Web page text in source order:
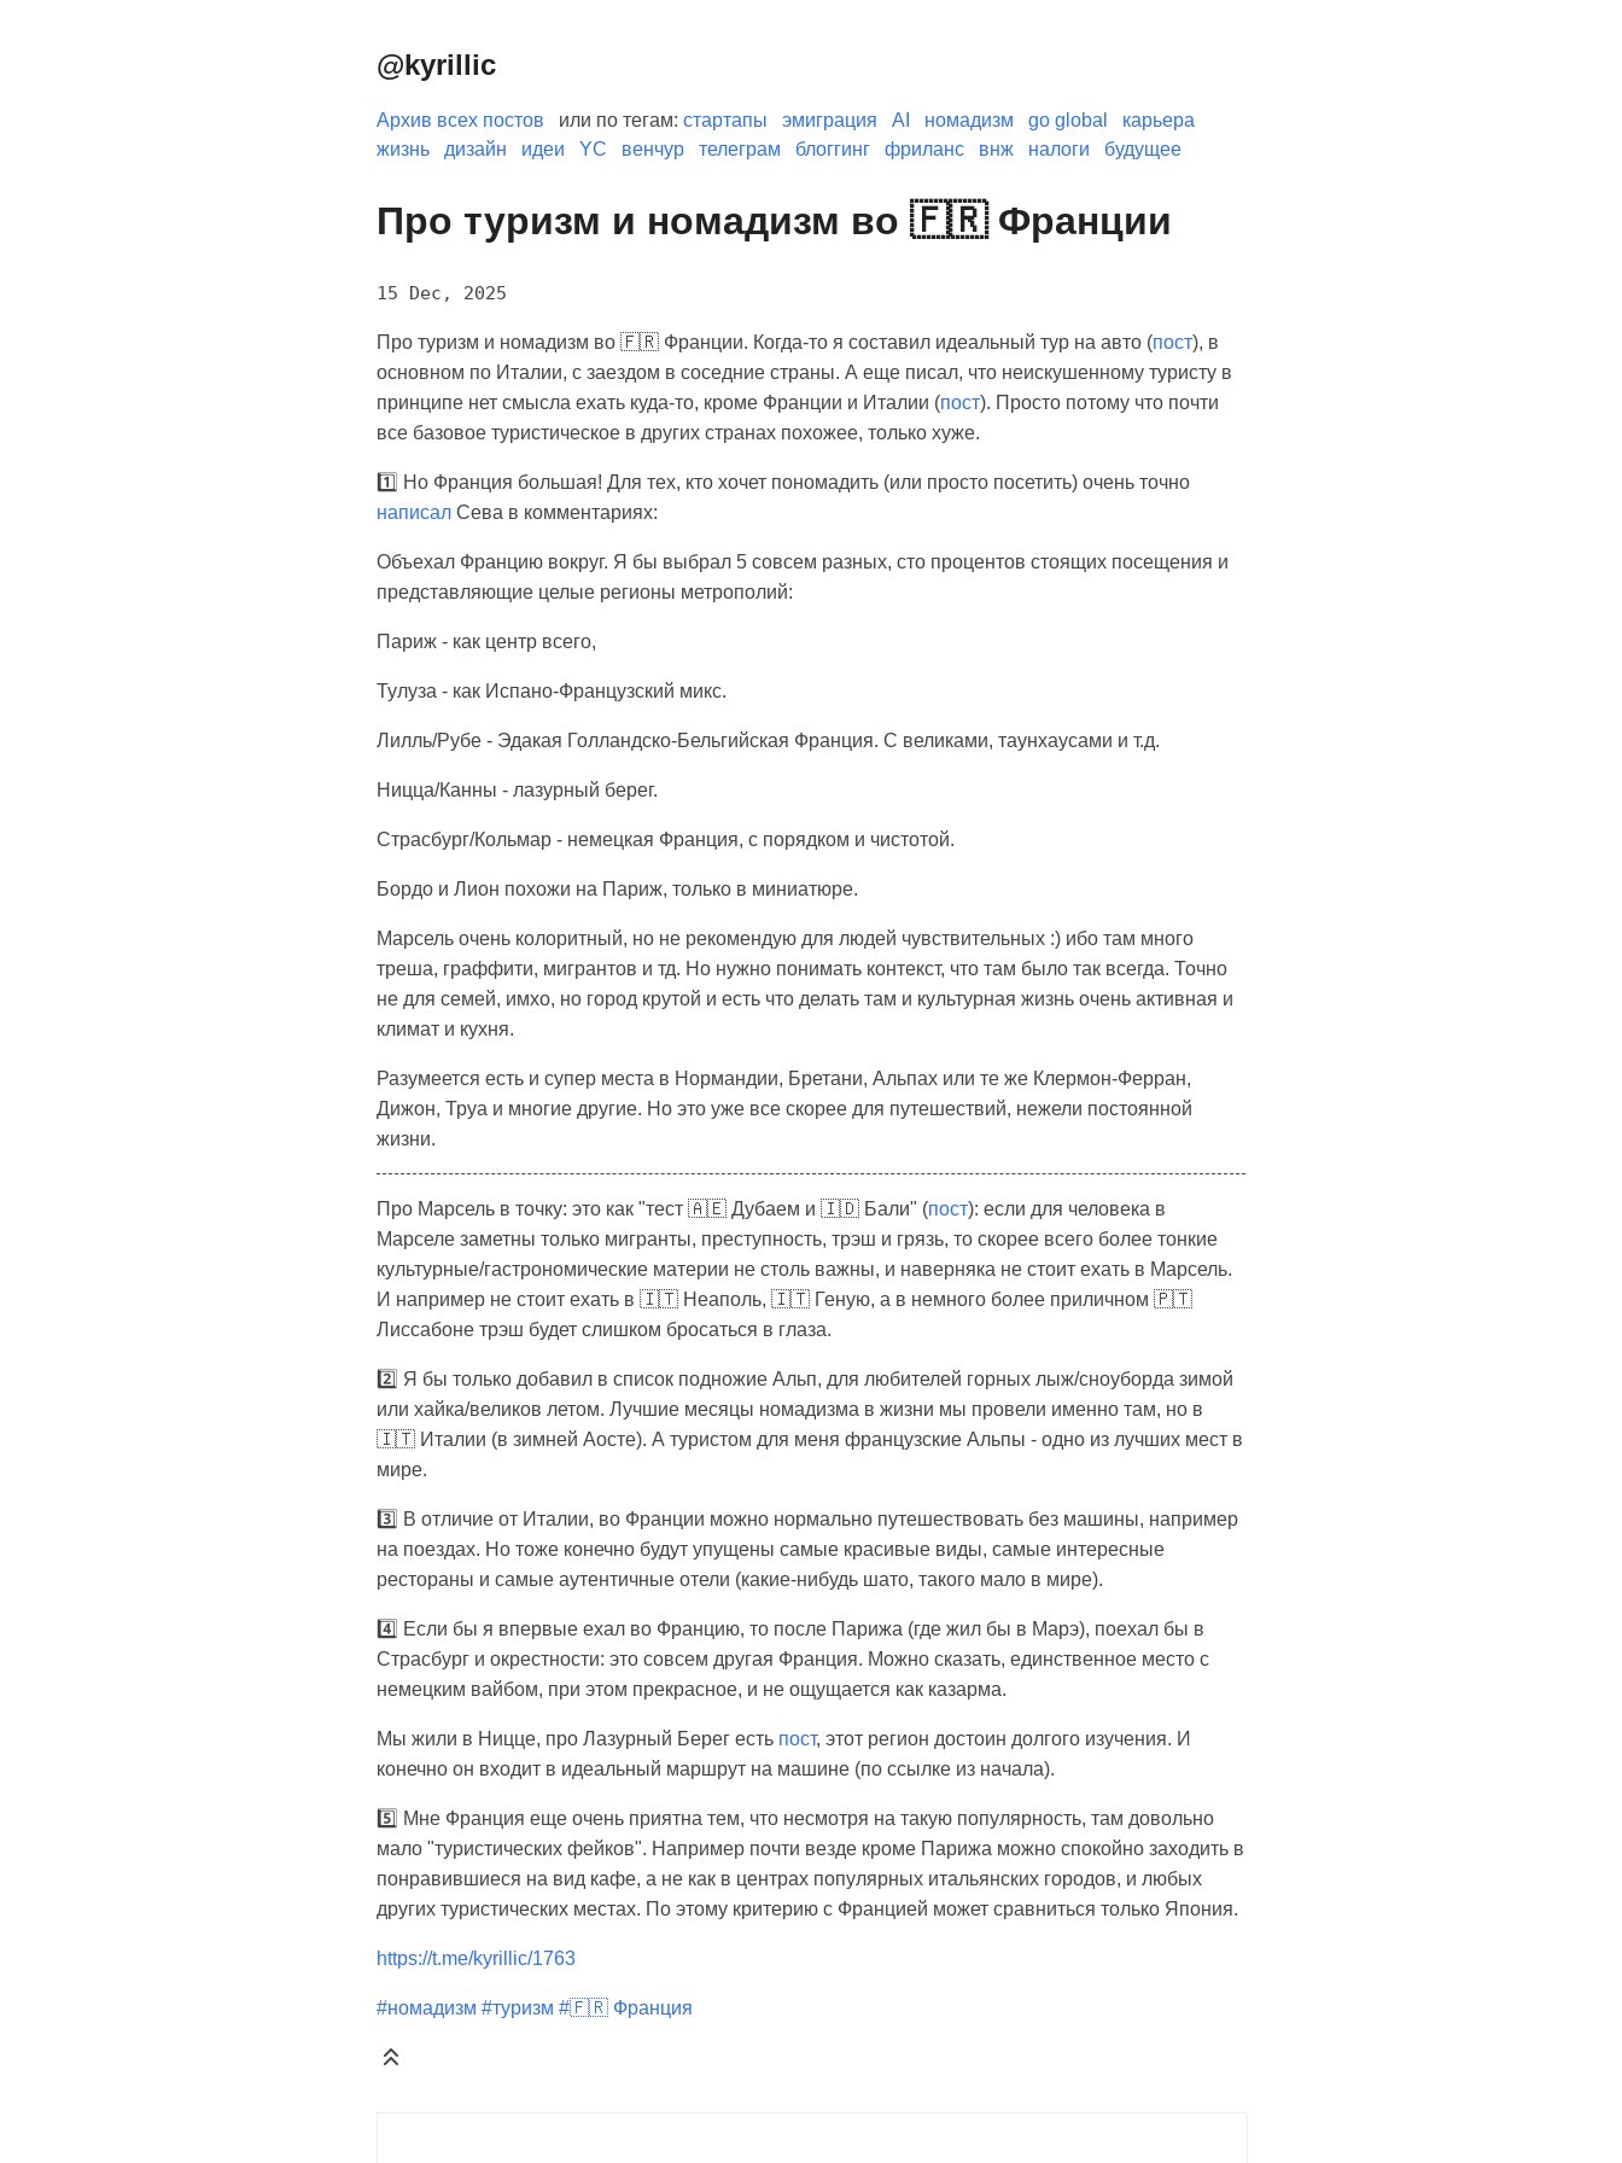
@kyrillic
Архив всех постов или по тегам: стартапы эмиграция AI номадизм go global
карьера
жизнь
дизайн идеи YC венчур телеграм блоггинг фриланс внж налоги будущее
Про туризм и номадизм во 🇫🇷 Франции
15 Dec, 2025
Про туризм и номадизм во 🇫🇷 Франции. Когда-то я составил идеальный тур на авто (пост), в
основном по Италии, с заездом в соседние страны. А еще писал, что неискушенному туристу в
принципе нет смысла ехать куда-то, кроме Франции и Италии (пост). Просто потому что почти
все базовое туристическое в других странах похожее, только хуже.
1️⃣ Но Франция большая! Для тех, кто хочет пономадить (или просто посетить) очень точно
написал Сева в комментариях:
Объехал Францию вокруг. Я бы выбрал 5 совсем разных, сто процентов стоящих посещения и
представляющие целые регионы метрополий:
Париж - как центр всего,
Тулуза - как Испано-Французский микс.
Лилль/Рубе - Эдакая Голландско-Бельгийская Франция. С великами, таунхаусами и т.д.
Ницца/Канны - лазурный берег.
Страсбург/Кольмар - немецкая Франция, с порядком и чистотой.
Бордо и Лион похожи на Париж, только в миниатюре.
Марсель очень колоритный, но не рекомендую для людей чувствительных :) ибо там много
треша, граффити, мигрантов и тд. Но нужно понимать контекст, что там было так всегда. Точно
не для семей, имхо, но город крутой и есть что делать там и культурная жизнь очень активная и
климат и кухня.
Разумеется есть и супер места в Нормандии, Бретани, Альпах или те же Клермон-Ферран,
Дижон, Труа и многие другие. Но это уже все скорее для путешествий, нежели постоянной
жизни.
Про Марсель в точку: это как "тест 🇦🇪 Дубаем и 🇮🇩 Бали" (пост): если для человека в
Марселе заметны только мигранты, преступность, трэш и грязь, то скорее всего более тонкие
культурные/гастрономические материи не столь важны, и наверняка не стоит ехать в Марсель.
И например не стоит ехать в 🇮🇹 Неаполь, 🇮🇹 Геную, а в немного более приличном 🇵🇹
Лиссабоне трэш будет слишком бросаться в глаза.
2️⃣ Я бы только добавил в список подножие Альп, для любителей горных лыж/сноуборда зимой
или хайка/великов летом. Лучшие месяцы номадизма в жизни мы провели именно там, но в
🇮🇹 Италии (в зимней Аосте). А туристом для меня французские Альпы - одно из лучших мест в
мире.
3️⃣ В отличие от Италии, во Франции можно нормально путешествовать без машины, например
на поездах. Но тоже конечно будут упущены самые красивые виды, самые интересные
рестораны и самые аутентичные отели (какие-нибудь шато, такого мало в мире).
4️⃣ Если бы я впервые ехал во Францию, то после Парижа (где жил бы в Марэ), поехал бы в
Страсбург и окрестности: это совсем другая Франция. Можно сказать, единственное место с
немецким вайбом, при этом прекрасное, и не ощущается как казарма.
Мы жили в Ницце, про Лазурный Берег есть пост, этот регион достоин долгого изучения. И
конечно он входит в идеальный маршрут на машине (по ссылке из начала).
5️⃣ Мне Франция еще очень приятна тем, что несмотря на такую популярность, там довольно
мало "туристических фейков". Например почти везде кроме Парижа можно спокойно заходить в
понравившиеся на вид кафе, а не как в центрах популярных итальянских городов, и любых
других туристических местах. По этому критерию с Францией может сравниться только Япония.
https://t.me/kyrillic/1763
#номадизм #туризм #🇫🇷 Франция